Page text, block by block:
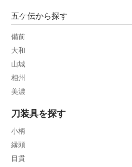
五ケ伝から探す
備前
大和
山城
相州
美濃
刀装具を探す
小柄
縁頭
目貫